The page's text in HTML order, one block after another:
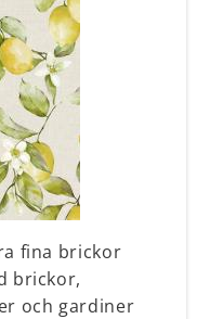
fina brickor
brickor,
och gardiner